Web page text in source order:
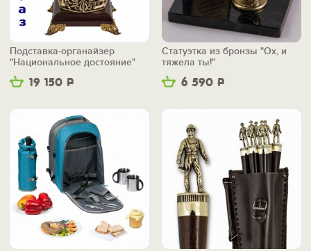
19 150 Р
Подставка-органайзер
"Национальное достояние"
6 590 Р
Статуэтка из бронзы "Ох, и
тяжела ты!"